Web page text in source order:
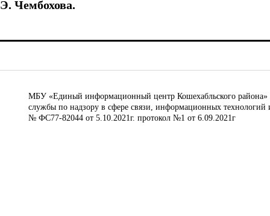
Э. Чембохова.
МБУ «Единый информационный центр Кошехабльского района»
службы по надзору в сфере связи, информационных
№ ФС77-82044 от 5.10.2021г. протокол №1 от 6.09.2021г